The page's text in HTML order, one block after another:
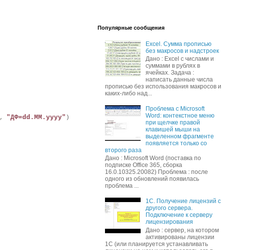
, "ДФ=dd.MM.yyyy" )
Популярные сообщения
Excel. Сумма прописью
без макросов и надстроек
Дано : Excel c числами и
суммами в рублях в
ячейках. Задача :
написать данные числа
прописью без использования макросов и
каких-либо над...
Проблема с Microsoft
Word: контекстное меню
при щелчке правой
клавишей мыши на
выделенном фрагменте
появляется только со
второго раза
Дано : Microsoft Word (поставка по
подписке Office 365, сборка
16.0.10325.20082) Проблема : после
одного из обновлений появилась
проблема ...
1С. Получение лицензий с
другого сервера.
Подключение к серверу
лицензирования
Дано : сервер, на котором
активированы лицензии
1С (или планируется устанавливать